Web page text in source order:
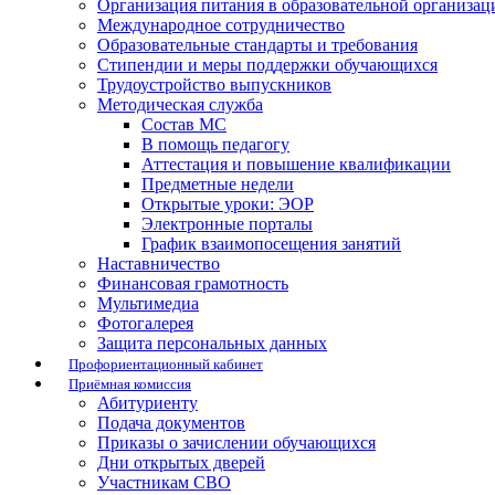
Организация питания в образовательной
Международное сотрудничество
Образовательные стандарты и требования
Стипендии и меры поддержки обучающихся
Трудоустройство выпускников
Методическая служба
Состав МС
В помощь педагогу
Аттестация и повышение квалификации
Предметные недели
Открытые уроки: ЭОР
Электронные порталы
График взаимопосещения занятий
Наставничество
Финансовая грамотность
Мультимедиа
Фотогалерея
Защита персональных данных
Профориентационный кабинет
Приёмная комиссия
Абитуриенту
Подача документов
Приказы о зачислении обучающихся
Дни открытых дверей
Участникам СВО